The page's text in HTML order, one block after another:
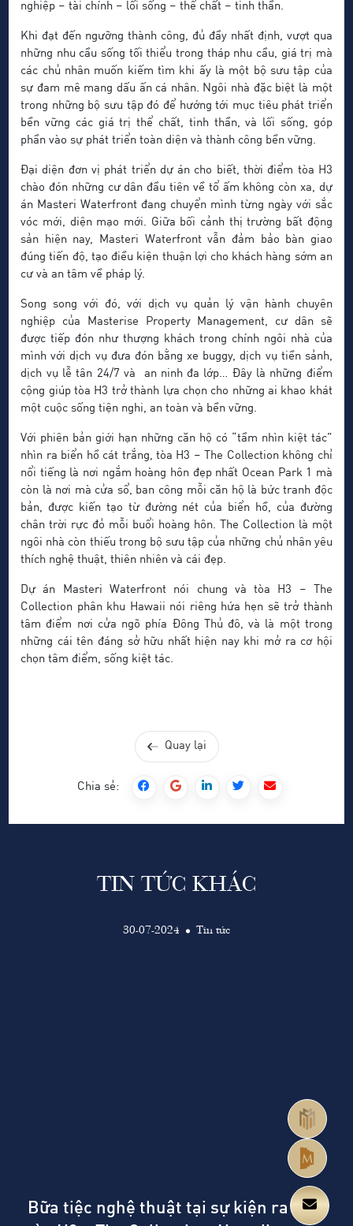
nghiệp – tài chính – lối sống – thể chất – tinh thần.
Khi đạt đến ngưỡng thành công, đủ đầy nhất định, vượt qua
những nhu cầu sống tối thiểu trong tháp nhu cầu, giá trị mà
các chủ nhân muốn kiếm tìm khi ấy là một bộ sưu tập của
sự đam mê mang dấu ấn cá nhân. Ngôi nhà đặc biệt là một
trong những bộ sưu tập đó để hướng tới mục tiêu phát triển
bền vững các giá trị thể chất, tinh thần, và lối sống, góp
phần vào sự phát triển toàn diện và thành công bền vững.
Đại diện đơn vị phát triển dự án cho biết, thời điểm tòa H3
chào đón những cư dân đầu tiên về tổ ấm không còn xa, dự
án Masteri Waterfront đang chuyển mình từng ngày với sắc
vóc mới, diện mạo mới. Giữa bối cảnh thị trường bất động
sản hiện nay, Masteri Waterfront vẫn đảm bảo bàn giao
đúng tiến độ, tạo điều kiện thuận lợi cho khách hàng sớm an
cư và an tâm về pháp lý.
Song song với đó, với dịch vụ quản lý vận hành chuyên
nghiệp của Masterise Property Management, cư dân sẽ
được tiếp đón như thượng khách trong chính ngôi nhà của
mình với dịch vụ đưa đón bằng xe buggy, dịch vụ tiền sảnh,
dịch vụ lễ tân 24/7 và an ninh đa lớp… Đây là những điểm
cộng giúp tòa H3 trở thành lựa chọn cho những ai khao khát
một cuộc sống tiện nghi, an toàn và bền vững.
Với phiên bản giới hạn những căn hộ có “tầm nhìn kiệt tác”
nhìn ra biển hồ cát trắng, tòa H3 – The Collection không chỉ
nổi tiếng là nơi ngắm hoàng hôn đẹp nhất Ocean Park 1 mà
còn là nơi mà cửa sổ, ban công mỗi căn hộ là bức tranh độc
bản, được kiến tạo từ đường nét của biển hồ, của đường
chân trời rực đỏ mỗi buổi hoàng hôn. The Collection là một
ngôi nhà còn thiếu trong bộ sưu tập của những chủ nhân yêu
thích nghệ thuật, thiên nhiên và cái đẹp.
Dự án Masteri Waterfront nói chung và tòa H3 – The
Collection phân khu Hawaii nói riêng hứa hẹn sẽ trở thành
tâm điểm nơi cửa ngõ phía Đông Thủ đô, và là một trong
những cái tên đáng sở hữu nhất hiện nay khi mở ra cơ hội
chọn tâm điểm, sống kiệt tác.
Quay lại
Chia sẻ:
TIN TỨC KHÁC
30-07-2024 Tin tức
Bữa tiệc nghệ thuật tại sự kiện ra mắt